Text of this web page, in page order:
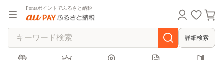
Pontaポイントでふるさと納税
詳細検索